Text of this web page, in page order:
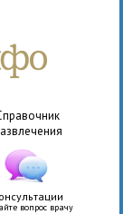
вопрос врачу